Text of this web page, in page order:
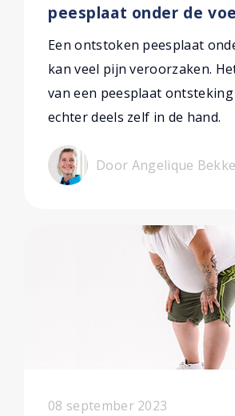
peesplaat onder de
Een ontstoken peesplaat
kan veel pijn veroorzaken.
van een peesplaat
echter deels zelf in de hand.
Door Angelique
08 september 2023